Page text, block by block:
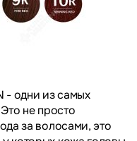
- одни из самых
не просто
за волосами, это